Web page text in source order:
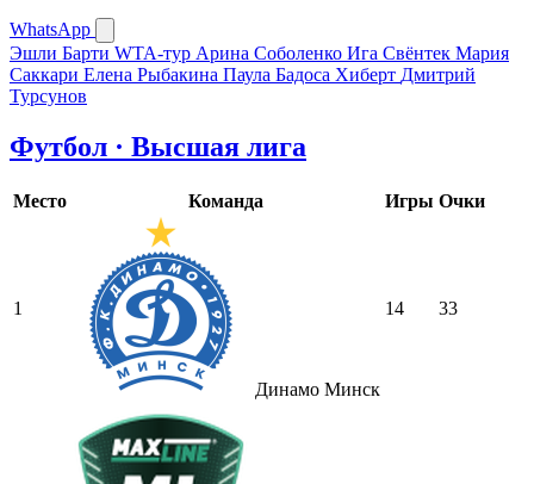
WhatsApp
Эшли Барти WTA-тур Арина Соболенко Ига Свёнтек Мария
Саккари Елена Рыбакина Паула Бадоса Хиберт Дмитрий
Турсунов
Футбол · Высшая лига
Место Команда Игры Очки
1
Динамо Минск
14 33